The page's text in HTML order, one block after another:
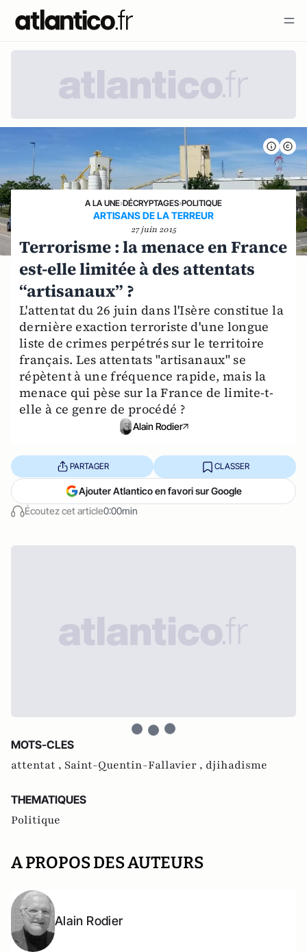
A LA UNE›DÉCRYPTAGES›POLITIQUE
ARTISANS DE LA TERREUR
27 juin 2015
Terrorisme : la menace en France
est-elle limitée à des attentats
“artisanaux” ?
L'attentat du 26 juin dans l'Isère constitue la
dernière exaction terroriste d'une longue
liste de crimes perpétrés sur le territoire
français. Les attentats "artisanaux" se
répètent à une fréquence rapide, mais la
menace qui pèse sur la France de limite-t-
elle à ce genre de procédé ?
Alain Rodier
Écoutez cet article0:00min
PARTAGER CLASSER
Ajouter Atlantico en favori sur Google
MOTS-CLES
attentat , Saint-Quentin-Fallavier , djihadisme
THEMATIQUES
Politique
A PROPOS DES AUTEURS
Alain Rodier